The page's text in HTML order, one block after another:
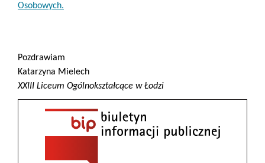
Osobowych.
Pozdrawiam
Katarzyna Mielech
XXIII Liceum Ogólnokształcące w Łodzi